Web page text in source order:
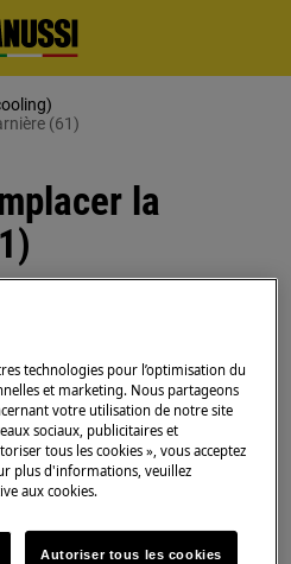
(61)
la
fiche secteur de la prise.
vous déplacez des
lourds, il faut deux
de sécurité et des
technologies pour l’optimisation du
et marketing. Nous partageons
votre utilisation de notre site
sociaux, publicitaires et
tous les cookies », vous acceptez
plus d'informations, veuillez
aux cookies.
Autoriser tous les cookies